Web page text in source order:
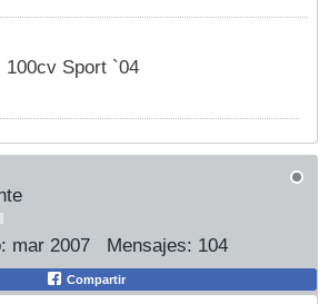
100cv Sport `04
mar 2007 Mensajes: 104
Compartir